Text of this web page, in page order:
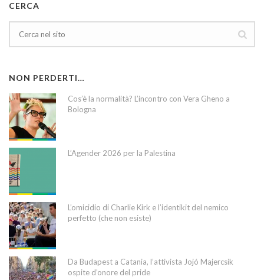
CERCA
NON PERDERTI…
Cos’è la normalità? L’incontro con Vera Gheno a
Bologna
L’Agender 2026 per la Palestina
L’omicidio di Charlie Kirk e l’identikit del nemico
perfetto (che non esiste)
Da Budapest a Catania, l’attivista Jojó Majercsik
ospite d’onore del pride